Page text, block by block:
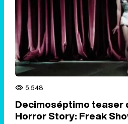
5.548
Decimoséptimo teaser
Horror Story: Freak